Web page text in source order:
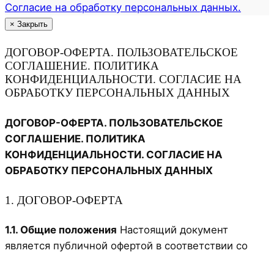
Согласие на обработку персональных данных.
× Закрыть
ДОГОВОР-ОФЕРТА. ПОЛЬЗОВАТЕЛЬСКОЕ
СОГЛАШЕНИЕ. ПОЛИТИКА
КОНФИДЕНЦИАЛЬНОСТИ. СОГЛАСИЕ НА
ОБРАБОТКУ ПЕРСОНАЛЬНЫХ ДАННЫХ
ДОГОВОР-ОФЕРТА. ПОЛЬЗОВАТЕЛЬСКОЕ
СОГЛАШЕНИЕ. ПОЛИТИКА
КОНФИДЕНЦИАЛЬНОСТИ. СОГЛАСИЕ НА
ОБРАБОТКУ ПЕРСОНАЛЬНЫХ ДАННЫХ
1. ДОГОВОР-ОФЕРТА
1.1. Общие положения Настоящий документ
является публичной офертой в соответствии со